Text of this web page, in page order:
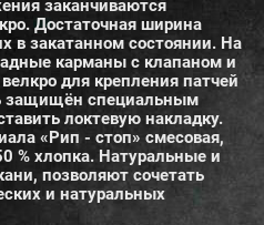
заканчиваются
Достаточная ширина
в закатанном состоянии. На
карманы с клапаном и
для крепления патчей
защищён специальным
локтевую накладку.
«Рип - стоп» смесовая,
% хлопка. Натуральные и
позволяют сочетать
и натуральных